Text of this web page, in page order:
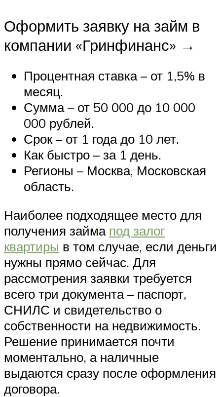
Оформить заявку на займ в
компании «Гринфинанс» →
Процентная ставка – от 1,5% в
месяц.
Сумма – от 50 000 до 10 000
000 рублей.
Срок – от 1 года до 10 лет.
Как быстро – за 1 день.
Регионы – Москва, Московская
область.
Наиболее подходящее место для
получения займа под залог
квартиры в том случае, если деньги
нужны прямо сейчас. Для
рассмотрения заявки требуется
всего три документа – паспорт,
СНИЛС и свидетельство о
собственности на недвижимость.
Решение принимается почти
моментально, а наличные
выдаются сразу после оформления
договора.